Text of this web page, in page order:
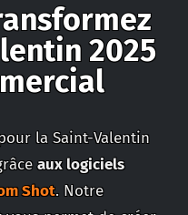
2025
la Saint-Valentin
aux logiciels
Shot. Notre